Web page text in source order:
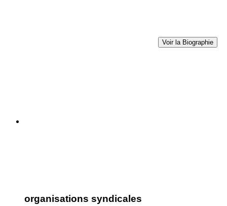
Voir la Biographie
organisations syndicales